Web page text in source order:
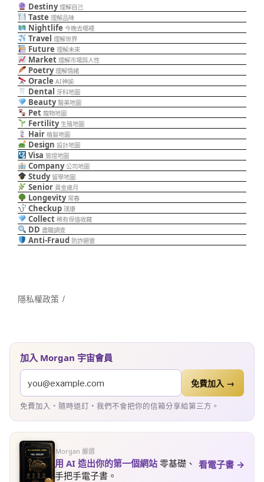
Destiny 理解自己
Taste 理解品味
Nightlife 今晚去哪裡
Travel 理解世界
Future 理解未來
Market 理解市場與人性
Poetry 理解情緒
Oracle AI神諭
Dental 牙科地圖
Beauty 醫美地圖
Pet 寵物地圖
Fertility 生殖地圖
Hair 植髮地圖
Design 設計地圖
Visa 簽證地圖
Company 公司地圖
Study 留學地圖
Senior 黃金歲月
Longevity 常春
Checkup 璞康
Collect 稀有保值收藏
DD 盡職調查
Anti-Fraud 防詐避雷
隱私權政策
加入 Morgan 宇宙會員
免費加入 →
免費加入・隨時退訂・我們不會把你的信箱分享給第三方。
Morgan 嚴選
用 AI 造出你的第一個網站 零基礎、
手把手電子書。
看電子書 →